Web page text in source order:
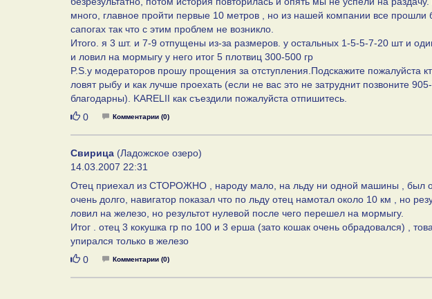
много, главное пройти первые 10 метров , но из нашей компании все
сапогах так что с этим проблем не возникло.
Итого. я 3 шт. и 7-9 отпущены из-за размеров. у остальных 1-5-5-7-20 шт и
и ловил на мормыгу у него итог 5 плотвиц 300-500 гр
P.S.у модераторов прошу прощения за отступления.Подскажите пожалуйста
ловят рыбу и как лучше проехать (если не вас это не затруднит позвоните
благодарны). KARELII как съездили пожалуйста отпишитесь.
Нравится
0 Комментарии (0)
Свирица (Ладожское озеро)
14.03.2007 22:31
Отец приехал из СТОРОЖНО , народу мало, на льду ни одной машины , был
очень долго, навигатор показал что по льду отец намотал около 10 км , но
ловил на железо, но результот нулевой после чего перешел на мормыгу.
Итог . отец 3 кокушка гр по 100 и 3 ерша (зато кошак очень обрадовался) ,
упирался только в железо
Нравится
0 Комментарии (0)